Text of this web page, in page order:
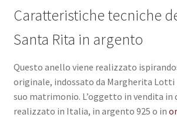
Caratteristiche tecniche
Santa Rita in argento
Questo anello viene realizzato
originale, indossato da Margherita Lotti
suo matrimonio. L’oggetto in vendita in
realizzato in Italia, in argento 925 o in